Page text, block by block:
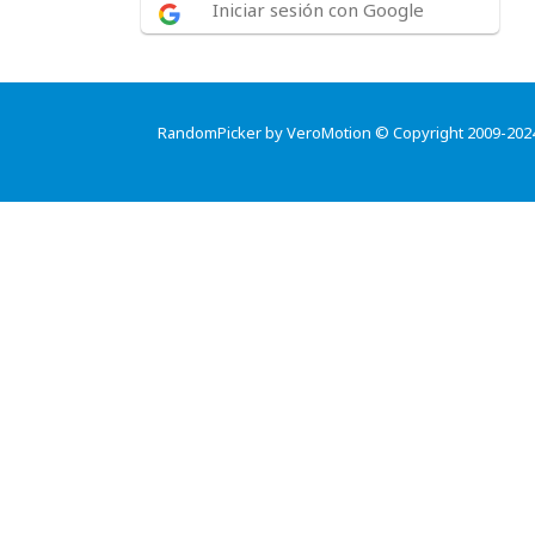
Iniciar sesión con Google
RandomPicker by VeroMotion © Copyright 2009-